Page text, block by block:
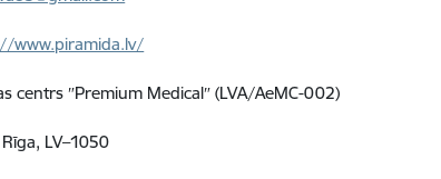
www.piramida.lv/
centrs ″Premium Medical″ (LVA/AeMC-002)
LV–1050